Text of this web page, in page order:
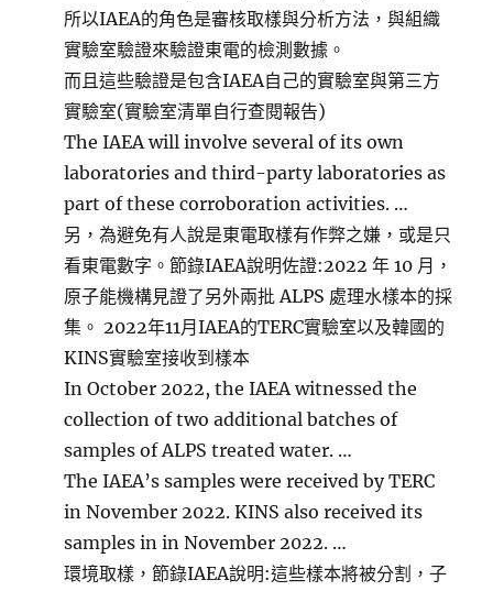
所以IAEA的角色是審核取樣與分析方法，與組織
實驗室驗證來驗證東電的檢測數據。
而且這些驗證是包含IAEA自己的實驗室與第三方
實驗室(實驗室清單自行查閱報告)
The IAEA will involve several of its own
laboratories and third-party laboratories as
part of these corroboration activities. …
另，為避免有人說是東電取樣有作弊之嫌，或是只
看東電數字。節錄IAEA說明佐證:2022 年 10 月，
原子能機構見證了另外兩批 ALPS 處理水樣本的採
集。 2022年11月IAEA的TERC實驗室以及韓國的
KINS實驗室接收到樣本
In October 2022, the IAEA witnessed the
collection of two additional batches of
samples of ALPS treated water. …
The IAEA’s samples were received by TERC
in November 2022. KINS also received its
samples in in November 2022. …
環境取樣，節錄IAEA說明:這些樣本將被分割，子